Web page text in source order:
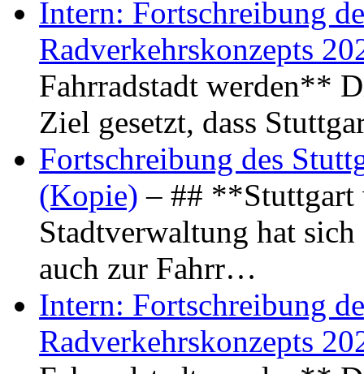
Intern: Fortschreibung
Radverkehrskonzepts
Fahrradstadt werden**
Ziel gesetzt, dass
Fortschreibung des
(Kopie) – ## **Stuttgart
Stadtverwaltung hat
auch zur Fahrr…
Intern: Fortschreibung
Radverkehrskonzepts